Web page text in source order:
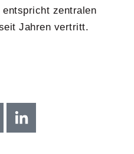
zentralen
Jahren vertritt.